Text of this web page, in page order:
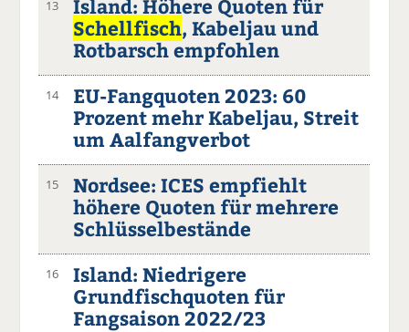
13
Island: Höhere Quoten für
Schellfisch, Kabeljau und
Rotbarsch empfohlen
14
EU-Fangquoten 2023: 60
Prozent mehr Kabeljau, Streit
um Aalfangverbot
15
Nordsee: ICES empfiehlt
höhere Quoten für mehrere
Schlüsselbestände
16
Island: Niedrigere
Grundfischquoten für
Fangsaison 2022/23